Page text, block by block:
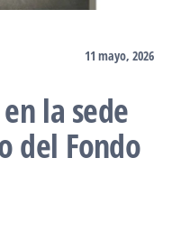
11 mayo, 2026
la sede
del Fondo